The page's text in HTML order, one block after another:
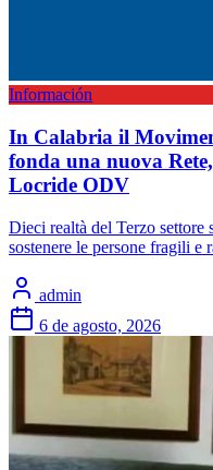
Información
In Calabria il
fonda una nuova
Locride ODV
Dieci realtà del Terzo
sostenere le persone fragili
admin
6 de agosto, 2026